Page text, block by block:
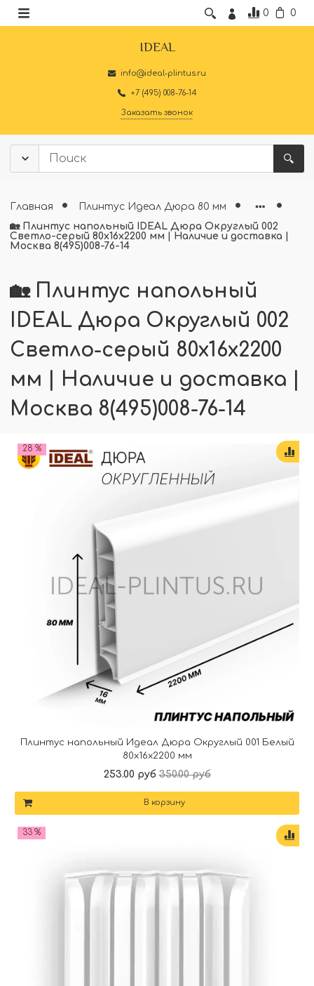
0 0
IDEAL
info@ideal-plintus.ru
+7 (495) 008-76-14
Заказать звонок
Главная
Плинтус Идеал Дюра 80 мм
🏡 Плинтус напольный IDEAL Дюра Округлый 002
Светло-серый 80x16x2200 мм | Наличие и доставка |
Москва 8(495)008-76-14
🏡 Плинтус напольный
IDEAL Дюра Округлый 002
Светло-серый 80x16x2200
мм | Наличие и доставка |
Москва 8(495)008-76-14
28 %
Плинтус напольный Идеал Дюра Округлый 001 Белый
80x16x2200 мм
253.00 руб 350.00 руб
В корзину
33 %